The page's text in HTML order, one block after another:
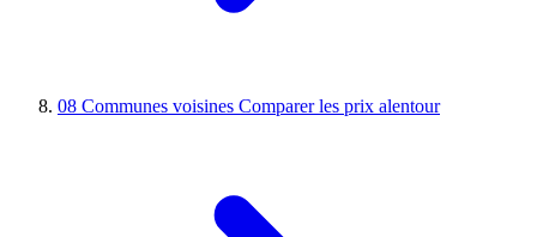
08 Communes voisines Comparer les prix alentour